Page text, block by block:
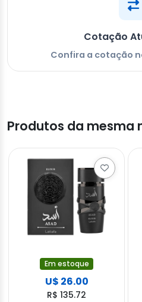
Cotação
Confira a cotação
Produtos da mesma
Em estoque
U$ 26.00
R$ 135.72